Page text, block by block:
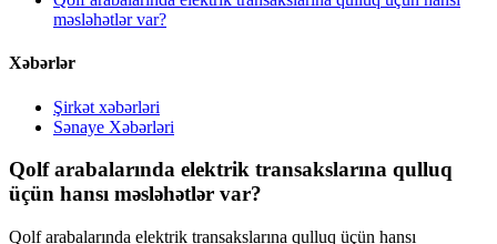
məsləhətlər var?
Xəbərlər
Şirkət xəbərləri
Sənaye Xəbərləri
Qolf arabalarında elektrik transakslarına qulluq
üçün hansı məsləhətlər var?
Qolf arabalarında elektrik transakslarına qulluq üçün hansı